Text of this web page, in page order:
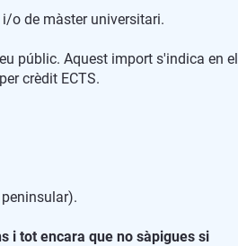
o de màster universitari.
públic. Aquest import s'indica en el
crèdit ECTS.
i tot encara que no sàpigues si